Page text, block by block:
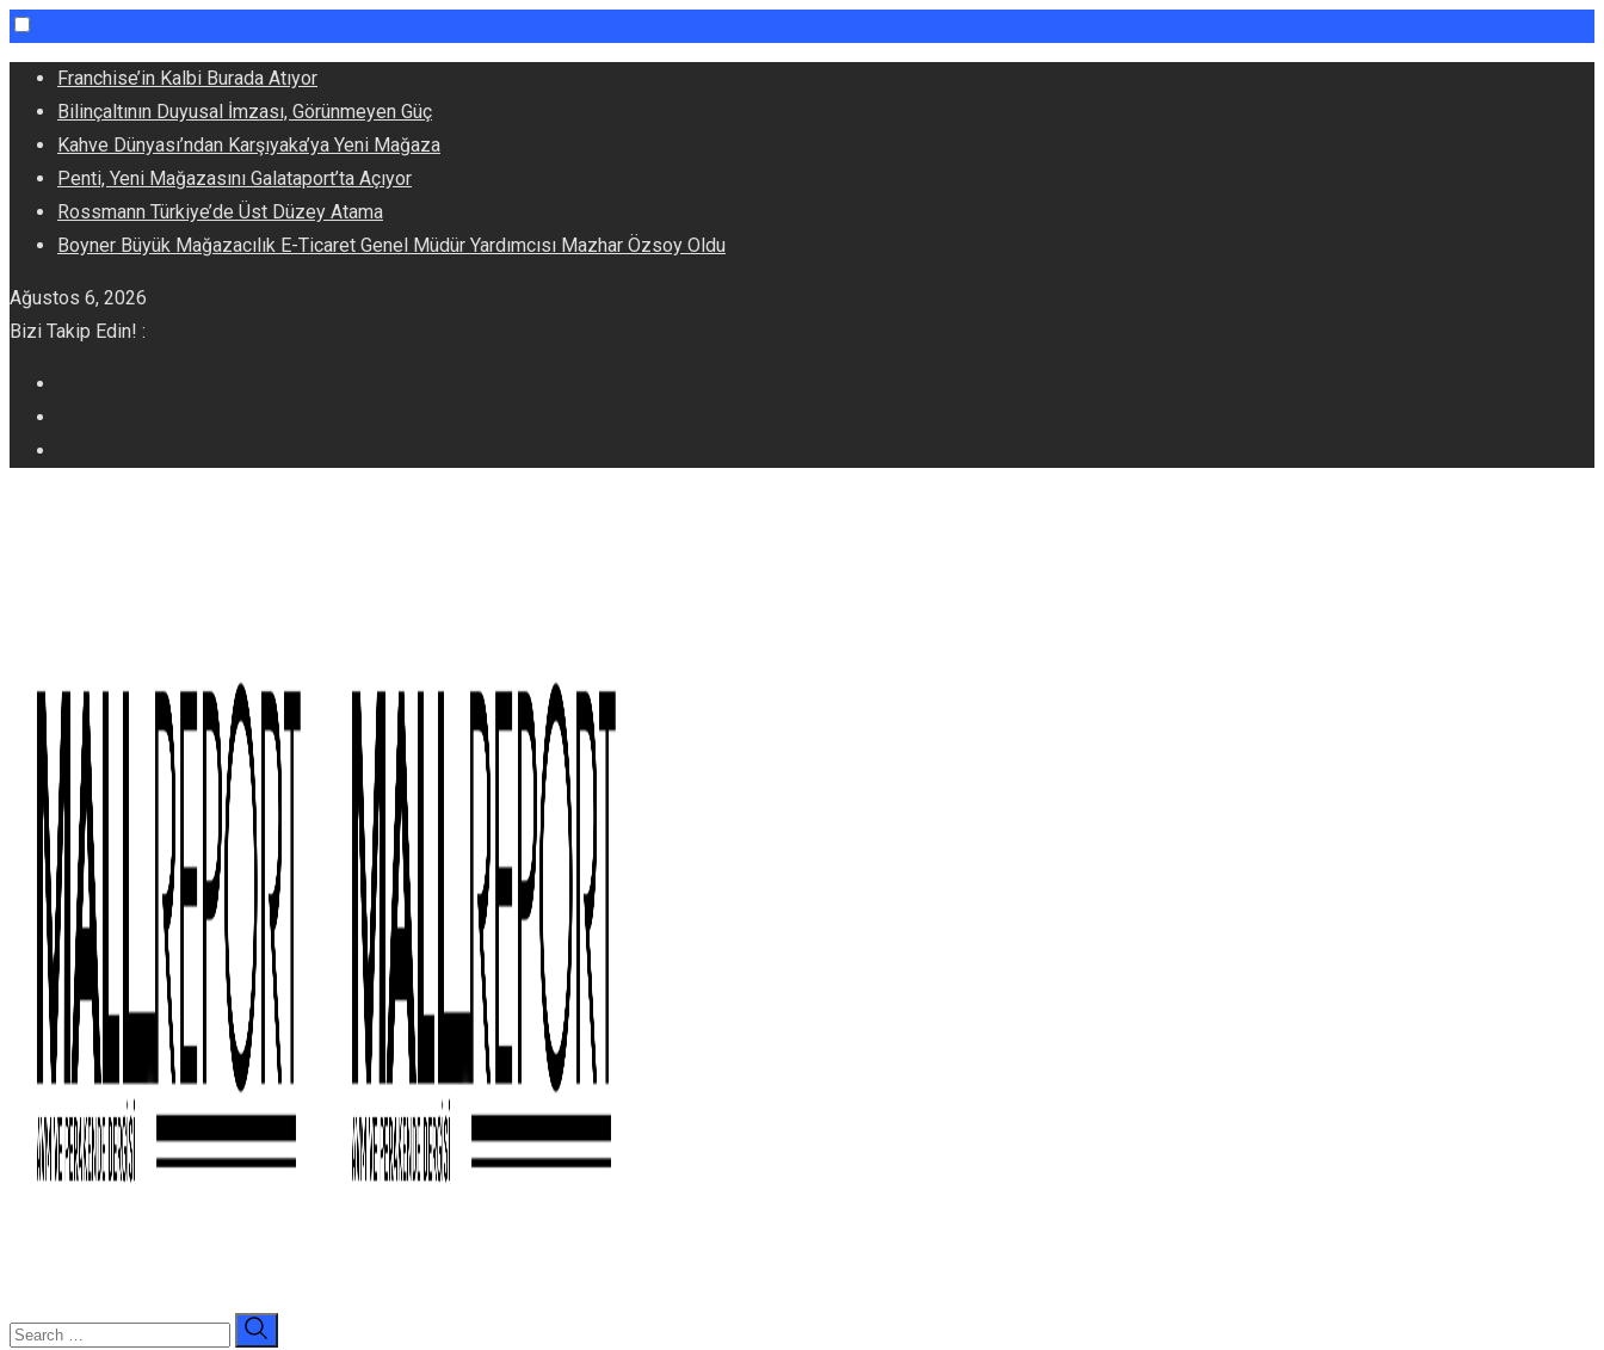
Skip
content
Franchise’in Kalbi Burada Atıyor
Bilinçaltının Duyusal İmzası, Görünmeyen Güç
Kahve Dünyası’ndan Karşıyaka’ya Yeni Mağaza
Penti, Yeni Mağazasını Galataport’ta Açıyor
Rossmann Türkiye’de Üst Düzey Atama
Boyner Büyük Mağazacılık E-Ticaret Genel Müdür Yardımcısı Mazhar Özsoy Oldu
Ağustos 6, 2026
Bizi Takip Edin! :